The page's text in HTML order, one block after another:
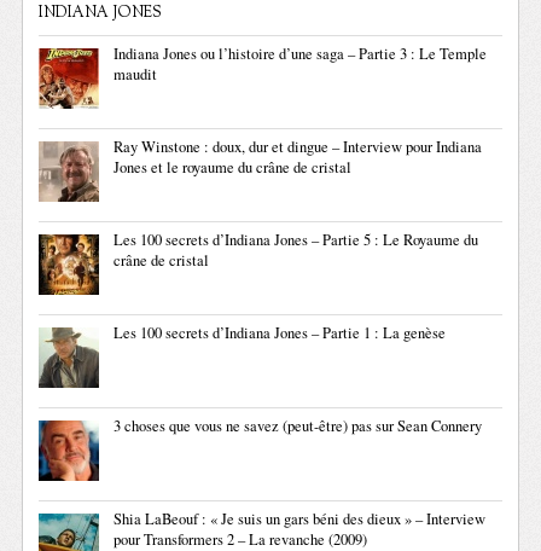
INDIANA JONES
Indiana Jones ou l’histoire d’une saga – Partie 3 : Le Temple
maudit
Ray Winstone : doux, dur et dingue – Interview pour Indiana
Jones et le royaume du crâne de cristal
Les 100 secrets d’Indiana Jones – Partie 5 : Le Royaume du
crâne de cristal
Les 100 secrets d’Indiana Jones – Partie 1 : La genèse
3 choses que vous ne savez (peut-être) pas sur Sean Connery
Shia LaBeouf : « Je suis un gars béni des dieux » – Interview
pour Transformers 2 – La revanche (2009)